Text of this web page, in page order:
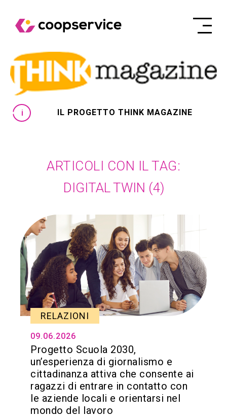
IL PROGETTO THINK MAGAZINE
DIGITAL TWIN (4)
ARTICOLI CON IL TAG:
RELAZIONI
09.06.2026
Progetto Scuola 2030,
un’esperienza di giornalismo e
cittadinanza attiva che consente ai
ragazzi di entrare in contatto con
le aziende locali e orientarsi nel
mondo del lavoro